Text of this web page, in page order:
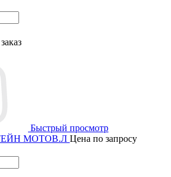
Быстрый просмотр
МОТОВ.Л Цена по запросу